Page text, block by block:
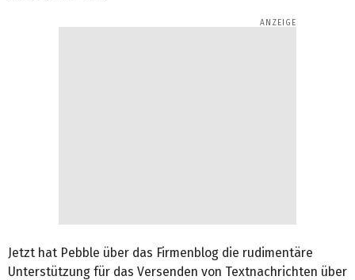
Jetzt hat Pebble über das Firmenblog die rudimentäre
Unterstützung für das Versenden von Textnachrichten über